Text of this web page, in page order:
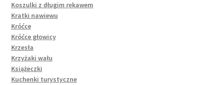
Koszulki z długim rękawem
Kratki nawiewu
Króćce
Króćce głowicy
Krzesła
Krzyżaki wału
Książeczki
Kuchenki turystyczne